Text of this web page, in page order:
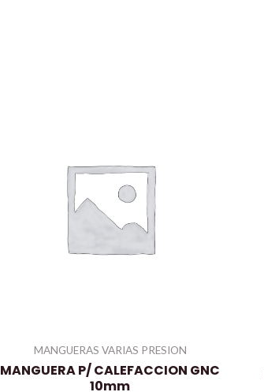
MANGUERAS VARIAS PRESION
MANGUERA P/ CALEFACCION GNC
10mm